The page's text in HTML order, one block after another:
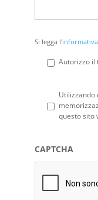
Si
legga
l'informativa
Si legga l'
Autorizzo il
Privacy *
Utilizzando
questo sito
CAPTCHA